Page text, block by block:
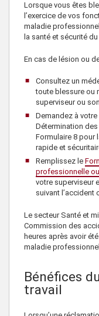
Lorsque vous êtes
l’exercice de vos
maladie
la santé et sécurité
En cas de lésion ou
Consultez un
toute blessure ou
superviseur ou
Demandez à
Détermination
Formulaire 8 pour
rapide et
Remplissez le
professionnelle
votre superviseur
suivant l’accident
Le secteur Santé et
Commission des
heures après avoir
maladie
Bénéfices
travail